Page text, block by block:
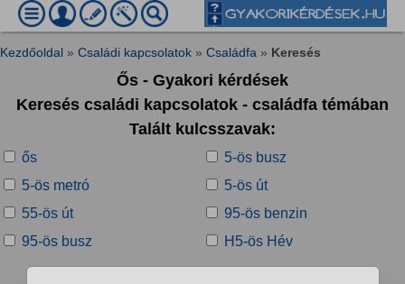
Kezdőoldal » Családi kapcsolatok » Családfa » Keresés
Ős - Gyakori kérdések
Keresés családi kapcsolatok - családfa témában
Talált kulcsszavak:
ős
5-ös busz
5-ös metró
5-ös út
55-ös út
95-ös benzin
95-ös busz
H5-ös Hév